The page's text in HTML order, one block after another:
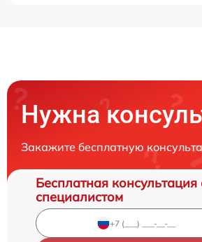
Нужна
Закажите бесплатную
Бесплатная консультация
специалистом